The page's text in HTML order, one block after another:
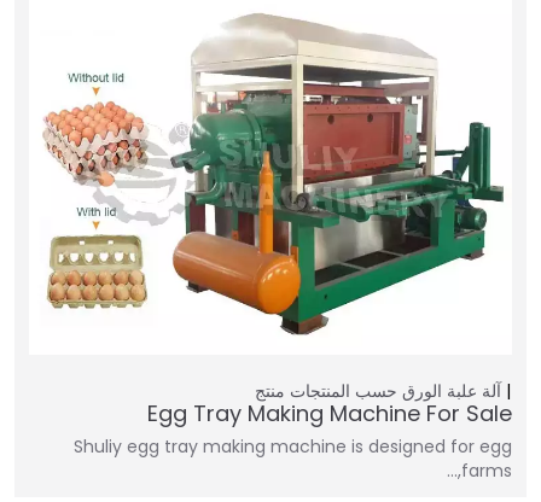
آلة علبة الورق حسب المنتجات منتج
Egg Tray Making Machine For Sale
Shuliy egg tray making machine is designed for egg
farms,…